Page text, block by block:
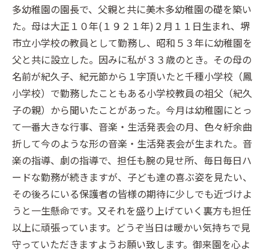
多幼稚園の園長で、父親と共に美木多幼稚園の礎を築い
た。母は大正１０年(１９２１年)２月１１日生まれ、堺
市立小学校の教員として勤務し、昭和５３年に幼稚園を
父と共に設立した。因みに私が３３歳のとき。その母の
名前が紀久子、紀元節から１字頂いたと千種小学校（鳳
小学校）で勤務したこともある小学校教員の祖父（紀久
子の親）から聞いたことがあった。今月は幼稚園にとっ
て一番大きな行事、音楽・生活発表会の月、色々紆余曲
折して今のような形の音楽・生活発表会が生まれた。音
楽の指導、劇の指導で、担任も腕の見せ所、毎日毎日ハ
ードな勤務が続きますが、子ども達の喜ぶ姿を見たい、
その後ろにいる保護者の皆様の期待に少しでも近づけよ
うと一生懸命です。又それを盛り上げていく裏方も担任
以上に頑張っています。どうぞ当日は暖かい気持ちで見
守っていただきますようお願い致します。御来園を心よ